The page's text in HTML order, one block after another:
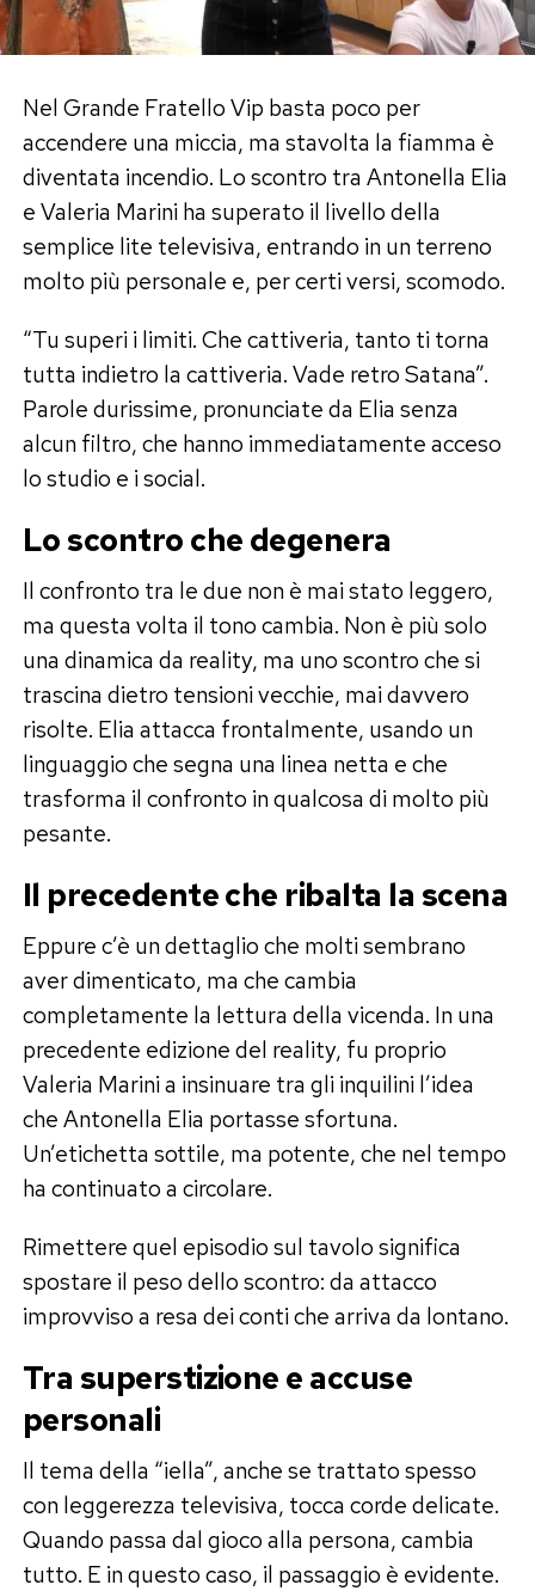
Nel Grande Fratello Vip basta poco per
accendere una miccia, ma stavolta la fiamma è
diventata incendio. Lo scontro tra Antonella Elia
e Valeria Marini ha superato il livello della
semplice lite televisiva, entrando in un terreno
molto più personale e, per certi versi, scomodo.
“Tu superi i limiti. Che cattiveria, tanto ti torna
tutta indietro la cattiveria. Vade retro Satana”.
Parole durissime, pronunciate da Elia senza
alcun filtro, che hanno immediatamente acceso
lo studio e i social.
Lo scontro che degenera
Il confronto tra le due non è mai stato leggero,
ma questa volta il tono cambia. Non è più solo
una dinamica da reality, ma uno scontro che si
trascina dietro tensioni vecchie, mai davvero
risolte. Elia attacca frontalmente, usando un
linguaggio che segna una linea netta e che
trasforma il confronto in qualcosa di molto più
pesante.
Il precedente che ribalta la scena
Eppure c’è un dettaglio che molti sembrano
aver dimenticato, ma che cambia
completamente la lettura della vicenda. In una
precedente edizione del reality, fu proprio
Valeria Marini a insinuare tra gli inquilini l’idea
che Antonella Elia portasse sfortuna.
Un’etichetta sottile, ma potente, che nel tempo
ha continuato a circolare.
Rimettere quel episodio sul tavolo significa
spostare il peso dello scontro: da attacco
improvviso a resa dei conti che arriva da lontano.
Tra superstizione e accuse
personali
Il tema della “iella”, anche se trattato spesso
con leggerezza televisiva, tocca corde delicate.
Quando passa dal gioco alla persona, cambia
tutto. E in questo caso, il passaggio è evidente.